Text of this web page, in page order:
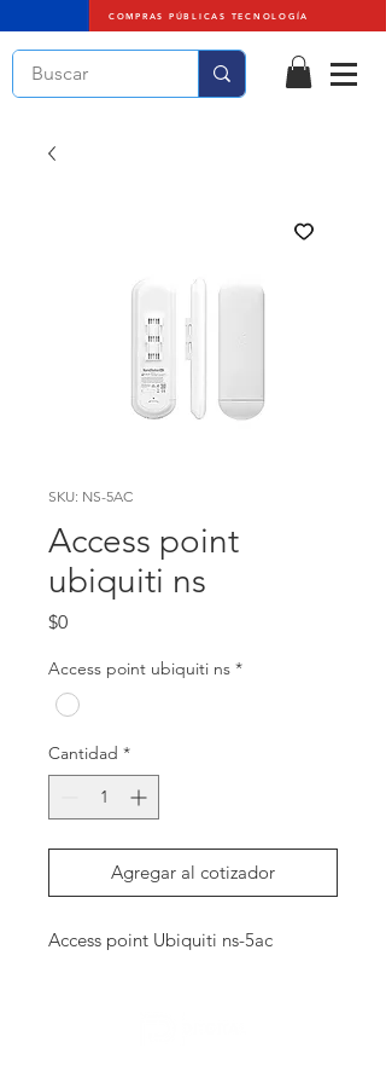
COMPRAS PÚBLICAS TECNOLOGÍA
SKU: NS-5AC
Access point
ubiquiti ns
$0Precio
Access point ubiquiti ns *
Cantidad *
Agregar al cotizador
Access point Ubiquiti ns-5ac